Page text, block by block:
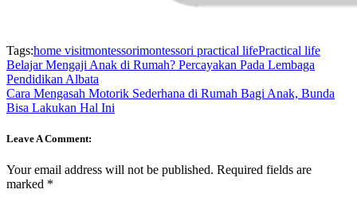
Tags:home visitmontessorimontessori practical lifePractical life
Belajar Mengaji Anak di Rumah? Percayakan Pada Lembaga
Pendidikan Albata
Cara Mengasah Motorik Sederhana di Rumah Bagi Anak, Bunda
Bisa Lakukan Hal Ini
Leave A Comment:
Your email address will not be published. Required fields are
marked *